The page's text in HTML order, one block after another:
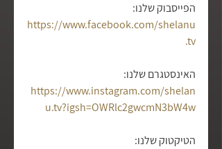
הפייסבוק שלנו:
https://www.facebook.com/shelanu
.tv
האינסטגרם שלנו:
https://www.instagram.com/shelan
u.tv?igsh=OWRlc2gwcmN3bW4w
הטיקטוק שלנו: